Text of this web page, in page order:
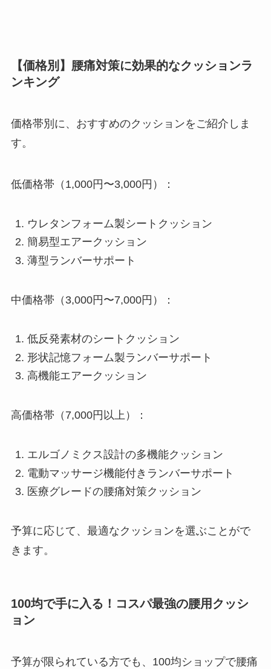
【価格別】腰痛対策に効果的なクッションラ
ンキング
価格帯別に、おすすめのクッションをご紹介しま
す。
低価格帯（1,000円〜3,000円）：
ウレタンフォーム製シートクッション
簡易型エアークッション
薄型ランバーサポート
中価格帯（3,000円〜7,000円）：
低反発素材のシートクッション
形状記憶フォーム製ランバーサポート
高機能エアークッション
高価格帯（7,000円以上）：
エルゴノミクス設計の多機能クッション
電動マッサージ機能付きランバーサポート
医療グレードの腰痛対策クッション
予算に応じて、最適なクッションを選ぶことがで
きます。
100均で手に入る！コスパ最強の腰用クッシ
ョン
予算が限られている方でも、100均ショップで腰痛